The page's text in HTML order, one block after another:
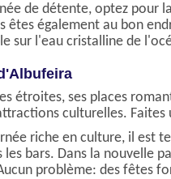
de détente, optez pour
êtes également au bon
sur l'eau cristalline de
étroites, ses places
culturelles.
riche en culture, il est
les bars. Dans la nouvelle
problème: des fêtes